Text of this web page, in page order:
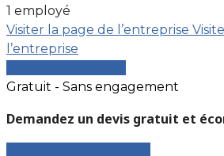
1 employé
Visiter la page de l’entreprise
l’entreprise
Gratuit - Sans engagement
Demandez un devis gratuit et